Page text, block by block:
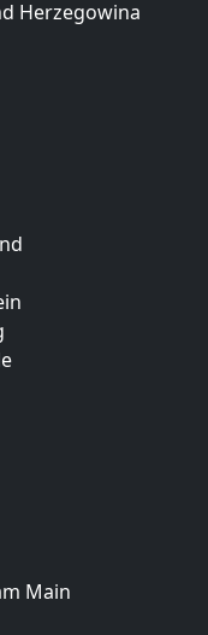
Herzegowina
Main